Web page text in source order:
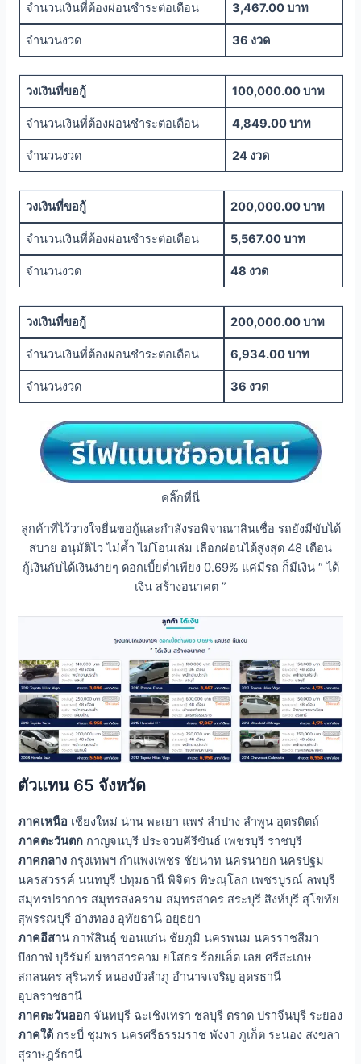
จำนวนเงินที่ต้องผ่อนชำระต่อเดือน 3,467.00 บาท
จำนวนงวด 36 งวด
วงเงินที่ขอกู้ 100,000.00 บาท
จำนวนเงินที่ต้องผ่อนชำระต่อเดือน 4,849.00 บาท
จำนวนงวด 24 งวด
วงเงินที่ขอกู้ 200,000.00 บาท
จำนวนเงินที่ต้องผ่อนชำระต่อเดือน 5,567.00 บาท
จำนวนงวด 48 งวด
วงเงินที่ขอกู้ 200,000.00 บาท
จำนวนเงินที่ต้องผ่อนชำระต่อเดือน 6,934.00 บาท
จำนวนงวด 36 งวด
คลิ๊กที่นี่
ลูกค้าที่ไว้วางใจยื่นขอกู้และกำลังรอพิจาณาสินเชื่อ รถยังมีขับได้
สบาย อนุมัติไว ไม่ค้ำ ไม่โอนเล่ม เลือกผ่อนได้สูงสุด 48 เดือน
กู้เงินกับได้เงินง่ายๆ ดอกเบี้ยต่ำเพียง 0.69% แค่มีรถ ก็มีเงิน “ ได้
เงิน สร้างอนาคต ”
ตัวแทน 65 จังหวัด
ภาคเหนือ เชียงใหม่ น่าน พะเยา แพร่ ลำปาง ลำพูน อุตรดิตถ์
ภาคตะวันตก กาญจนบุรี ประจวบคีรีขันธ์ เพชรบุรี ราชบุรี
ภาคกลาง กรุงเทพฯ กำแพงเพชร ชัยนาท นครนายก นครปฐม
นครสวรรค์ นนทบุรี ปทุมธานี พิจิตร พิษณุโลก เพชรบูรณ์ ลพบุรี
สมุทรปราการ สมุทรสงคราม สมุทรสาคร สระบุรี สิงห์บุรี สุโขทัย
สุพรรณบุรี อ่างทอง อุทัยธานี อยุธยา
ภาคอีสานกาฬสินธุ์ ขอนแก่น ชัยภูมิ นครพนม นครราชสีมา
บึงกาฬ บุรีรัมย์ มหาสารคาม ยโสธร ร้อยเอ็ด เลย ศรีสะเกษ
สกลนคร สุรินทร์ หนองบัวลำภู อำนาจเจริญ อุดรธานี
อุบลราชธานี
ภาคตะวันออก จันทบุรี ฉะเชิงเทรา ชลบุรี ตราด ปราจีนบุรี ระยอง
ภาคใต้ กระบี่ ชุมพร นครศรีธรรมราช พังงา ภูเก็ต ระนอง สงขลา
สุราษฎร์ธานี